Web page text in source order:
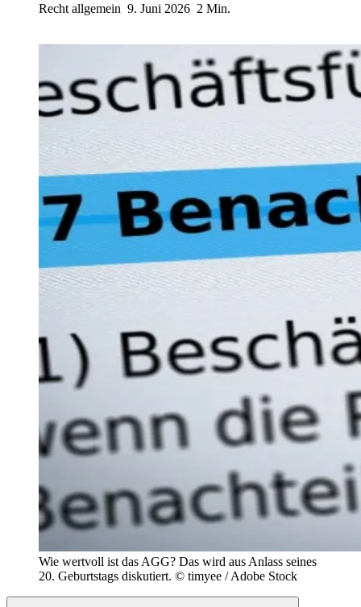
Recht allgemein 9. Juni 2026 2 Min.
Wie wertvoll ist das AGG? Das wird aus Anlass seines
20. Geburtstags diskutiert. © timyee / Adobe Stock